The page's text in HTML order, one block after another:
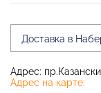
Доставка в
Адрес:
Адрес на карте: